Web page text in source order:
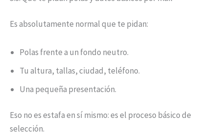
Es absolutamente normal que te pidan:
Polas frente a un fondo neutro.
Tu altura, tallas, ciudad, teléfono.
Una pequeña presentación.
Eso no es estafa en sí mismo: es el proceso básico de
selección.